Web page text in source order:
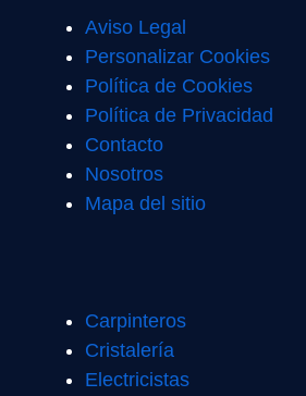
Aviso Legal
Personalizar Cookies
Política de Cookies
Política de Privacidad
Contacto
Nosotros
Mapa del sitio
Carpinteros
Cristalería
Electricistas